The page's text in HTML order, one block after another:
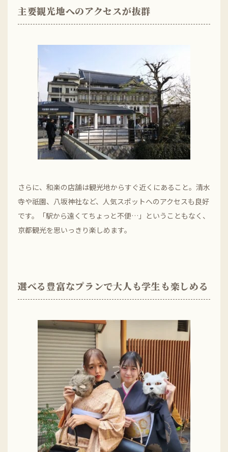
主要観光地へのアクセスが抜群
さらに、和楽の店舗は観光地からすぐ近くにあること。清水
寺や祇園、八坂神社など、人気スポットへのアクセスも良好
です。「駅から遠くてちょっと不便…」ということもなく、
京都観光を思いっきり楽しめます。
選べる豊富なプランで大人も学生も楽しめる